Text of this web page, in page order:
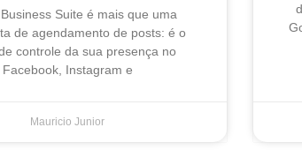
Suite é mais que uma
de agendamento de posts: é o
controle da sua presença no
Facebook, Instagram e
Mauricio Junior